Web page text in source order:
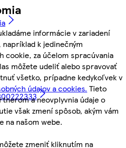
informácie v zariadení
k jedinečným
cookie, za účelom spracúvania
môžete udeliť alebo spravovať
všetko, prípadne kedykoľvek v
údajov a cookies. Tieto
a neovplyvnia údaje o
však zmení spôsob, akým vám
na našom webe.
zmeniť kliknutím na